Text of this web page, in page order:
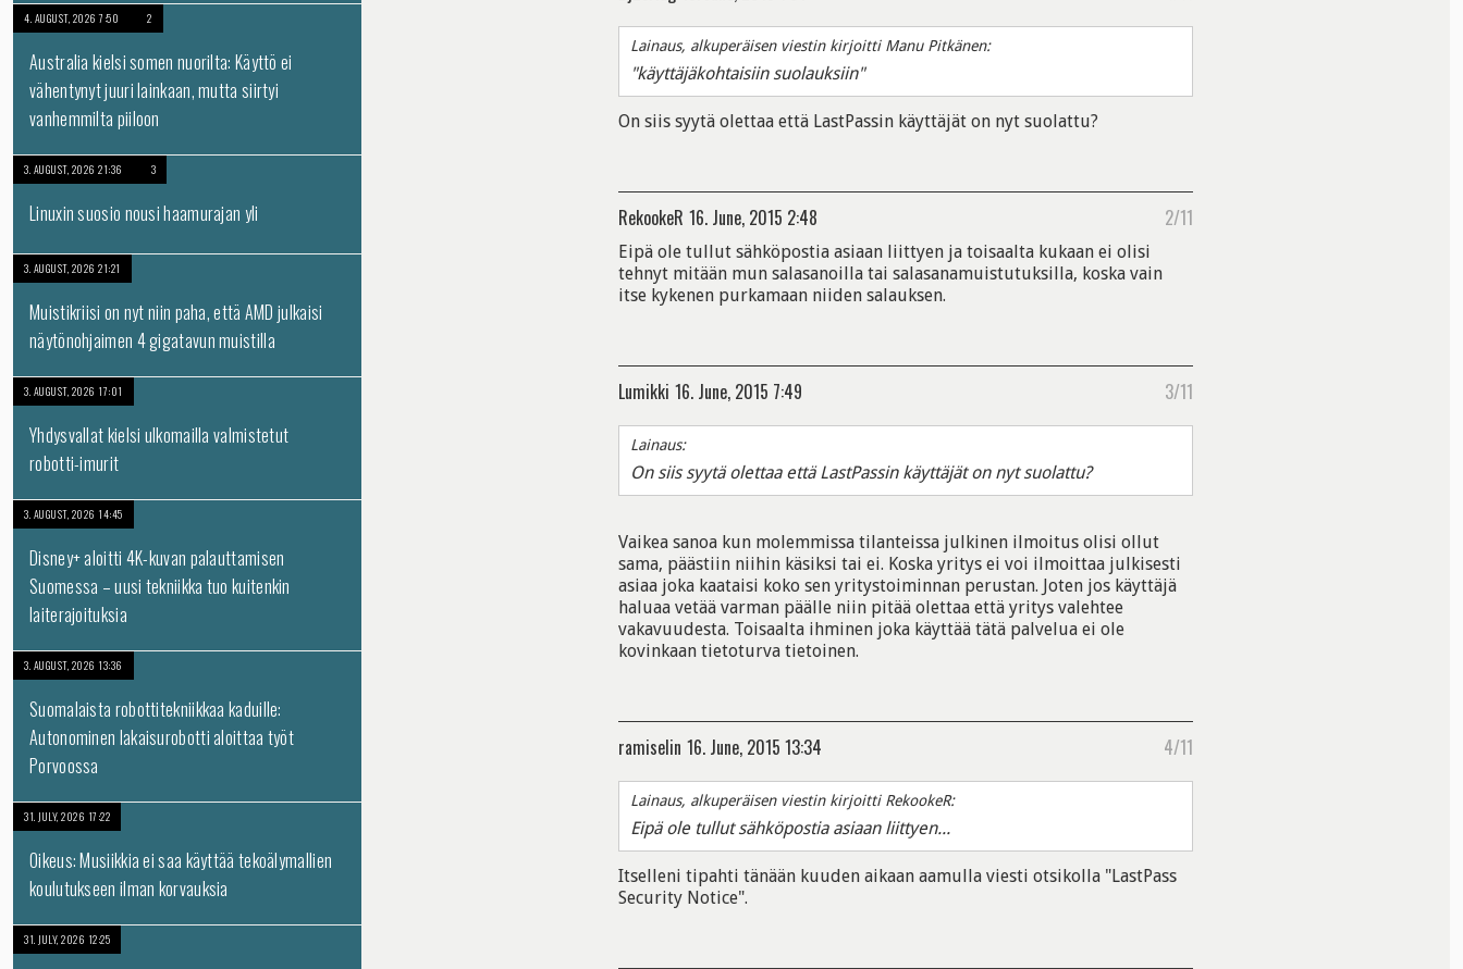
4. AUGUST, 2026 7:50 2
Australia kielsi somen nuorilta: Käyttö ei
vähentynyt juuri lainkaan, mutta siirtyi
vanhemmilta piiloon
3. AUGUST, 2026 21:36 3
Linuxin suosio nousi haamurajan yli
3. AUGUST, 2026 21:21
Muistikriisi on nyt niin paha, että AMD julkaisi
näytönohjaimen 4 gigatavun muistilla
3. AUGUST, 2026 17:01
Yhdysvallat kielsi ulkomailla valmistetut
robotti-imurit
3. AUGUST, 2026 14:45
Disney+ aloitti 4K-kuvan palauttamisen
Suomessa – uusi tekniikka tuo kuitenkin
laiterajoituksia
3. AUGUST, 2026 13:36
Suomalaista robottitekniikkaa kaduille:
Autonominen lakaisurobotti aloittaa työt
Porvoossa
31. JULY, 2026 17:22
Oikeus: Musiikkia ei saa käyttää tekoälymallien
koulutukseen ilman korvauksia
31. JULY, 2026 12:25
Lainaus, alkuperäisen viestin kirjoitti Manu Pitkänen:
"käyttäjäkohtaisiin suolauksiin"
On siis syytä olettaa että LastPassin käyttäjät on nyt suolattu?
RekookeR 16. June, 2015 2:48 2/11
Eipä ole tullut sähköpostia asiaan liittyen ja toisaalta kukaan ei olisi
tehnyt mitään mun salasanoilla tai salasanamuistutuksilla, koska vain
itse kykenen purkamaan niiden salauksen.
Lumikki 16. June, 2015 7:49 3/11
Lainaus:
On siis syytä olettaa että LastPassin käyttäjät on nyt suolattu?
Vaikea sanoa kun molemmissa tilanteissa julkinen ilmoitus olisi ollut
sama, päästiin niihin käsiksi tai ei. Koska yritys ei voi ilmoittaa julkisesti
asiaa joka kaataisi koko sen yritystoiminnan perustan. Joten jos käyttäjä
haluaa vetää varman päälle niin pitää olettaa että yritys valehtee
vakavuudesta. Toisaalta ihminen joka käyttää tätä palvelua ei ole
kovinkaan tietoturva tietoinen.
ramiselin 16. June, 2015 13:34 4/11
Lainaus, alkuperäisen viestin kirjoitti RekookeR:
Eipä ole tullut sähköpostia asiaan liittyen...
Itselleni tipahti tänään kuuden aikaan aamulla viesti otsikolla "LastPass
Security Notice".